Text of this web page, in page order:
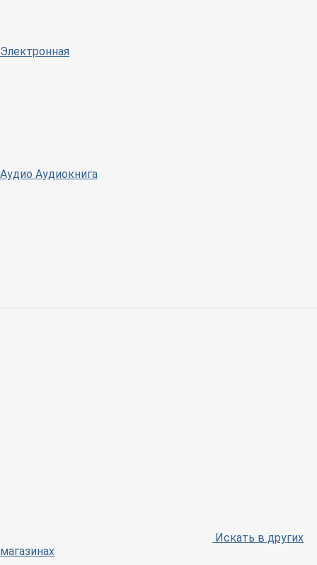
Электронная
Аудио Аудиокнига
Искать в других
магазинах